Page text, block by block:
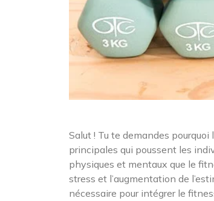
Salut ! Tu te demandes
principales qui poussent les
physiques et mentaux que le
stress et l’augmentation de
nécessaire pour intégrer le